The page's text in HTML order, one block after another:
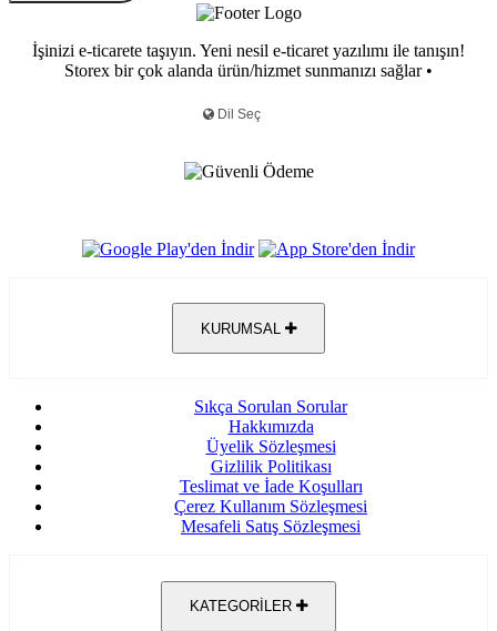
İşinizi e-ticarete taşıyın. Yeni nesil e-ticaret yazılımı ile tanışın!
Storex bir çok alanda ürün/hizmet sunmanızı sağlar •
KURUMSAL
Sıkça Sorulan Sorular
Hakkımızda
Üyelik Sözleşmesi
Gizlilik Politikası
Teslimat ve İade Koşulları
Çerez Kullanım Sözleşmesi
Mesafeli Satış Sözleşmesi
KATEGORİLER